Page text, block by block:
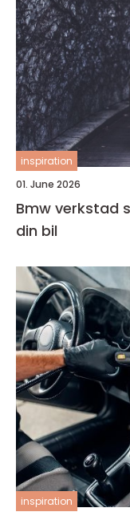
inspiration
01. June 2026
Bmw verkstad så väljer du rätt partner för
din bil
inspiration